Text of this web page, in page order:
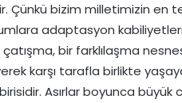
Çünkü bizim milletimizin en
adaptasyon
bir farklılaşma
karşı tarafla birlikte
Asırlar boyunca büyük